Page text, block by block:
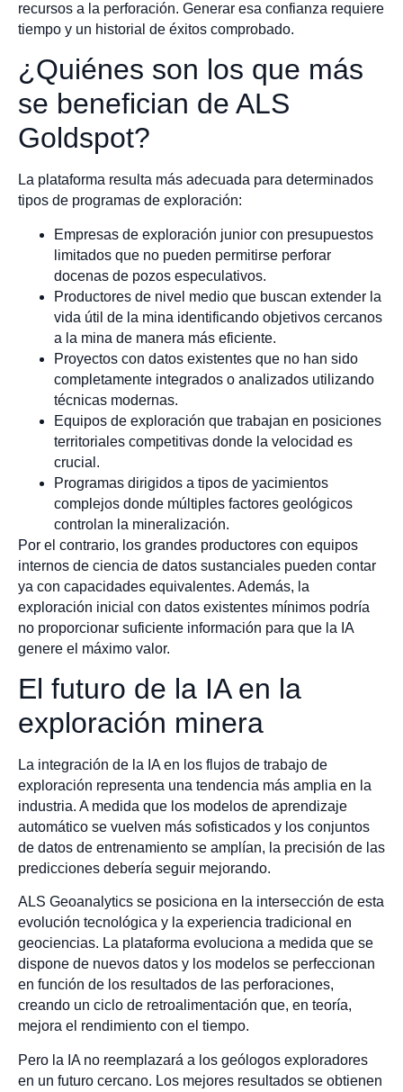
recursos a la perforación. Generar esa confianza requiere
tiempo y un historial de éxitos comprobado.
¿Quiénes son los que más
se benefician de ALS
Goldspot?
La plataforma resulta más adecuada para determinados
tipos de programas de exploración:
Empresas de exploración junior con presupuestos
limitados que no pueden permitirse perforar
docenas de pozos especulativos.
Productores de nivel medio que buscan extender la
vida útil de la mina identificando objetivos cercanos
a la mina de manera más eficiente.
Proyectos con datos existentes que no han sido
completamente integrados o analizados utilizando
técnicas modernas.
Equipos de exploración que trabajan en posiciones
territoriales competitivas donde la velocidad es
crucial.
Programas dirigidos a tipos de yacimientos
complejos donde múltiples factores geológicos
controlan la mineralización.
Por el contrario, los grandes productores con equipos
internos de ciencia de datos sustanciales pueden contar
ya con capacidades equivalentes. Además, la
exploración inicial con datos existentes mínimos podría
no proporcionar suficiente información para que la IA
genere el máximo valor.
El futuro de la IA en la
exploración minera
La integración de la IA en los flujos de trabajo de
exploración representa una tendencia más amplia en la
industria. A medida que los modelos de aprendizaje
automático se vuelven más sofisticados y los conjuntos
de datos de entrenamiento se amplían, la precisión de las
predicciones debería seguir mejorando.
ALS Geoanalytics se posiciona en la intersección de esta
evolución tecnológica y la experiencia tradicional en
geociencias. La plataforma evoluciona a medida que se
dispone de nuevos datos y los modelos se perfeccionan
en función de los resultados de las perforaciones,
creando un ciclo de retroalimentación que, en teoría,
mejora el rendimiento con el tiempo.
Pero la IA no reemplazará a los geólogos exploradores
en un futuro cercano. Los mejores resultados se obtienen